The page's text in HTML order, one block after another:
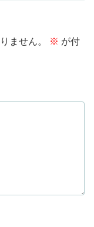
ません。 ※ が付